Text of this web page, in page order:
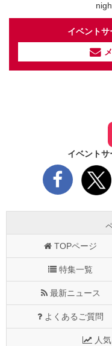
イベント
イベントサ
TOPページ
特集一覧
最新ニュース
よくあるご質問
人